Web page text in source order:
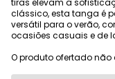
tiras elevam a
clássico, esta tanga é
versátil para o verão,
ocasiões casuais e de
O produto ofertado